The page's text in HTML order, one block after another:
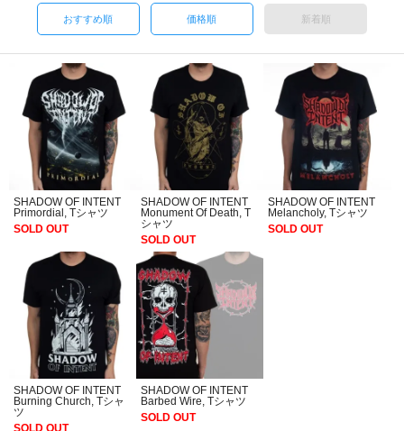
おすすめ順 価格順 新着順
SHADOW OF INTENT
Primordial, Tシャツ
SOLD OUT
SHADOW OF INTENT
Monument Of Death, T
シャツ
SOLD OUT
SHADOW OF INTENT
Melancholy, Tシャツ
SOLD OUT
SHADOW OF INTENT
Burning Church, Tシャ
ツ
SOLD OUT
SHADOW OF INTENT
Barbed Wire, Tシャツ
SOLD OUT